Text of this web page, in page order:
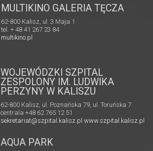
MULTIKINO GALERIA TĘCZA
62-800 Kalisz, ul. 3 Maja 1
tel. + 48 41 267 23 84
multikino.pl
WOJEWÓDZKI SZPITAL
ZESPOLONY IM. LUDWIKA
PERZYNY W KALISZU
62-800 Kalisz, ul. Poznańska 79, ul. Toruńska 7
centrala +48 62 765 12 51
sekretariat@szpital.kalisz.pl www.szpital.kalisz.pl
AQUA PARK